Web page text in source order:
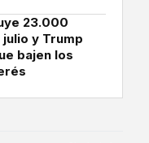
23.000
y Trump
bajen los